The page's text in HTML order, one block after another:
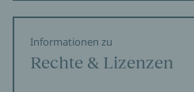
Informationen zu
Rechte & Lizenzen